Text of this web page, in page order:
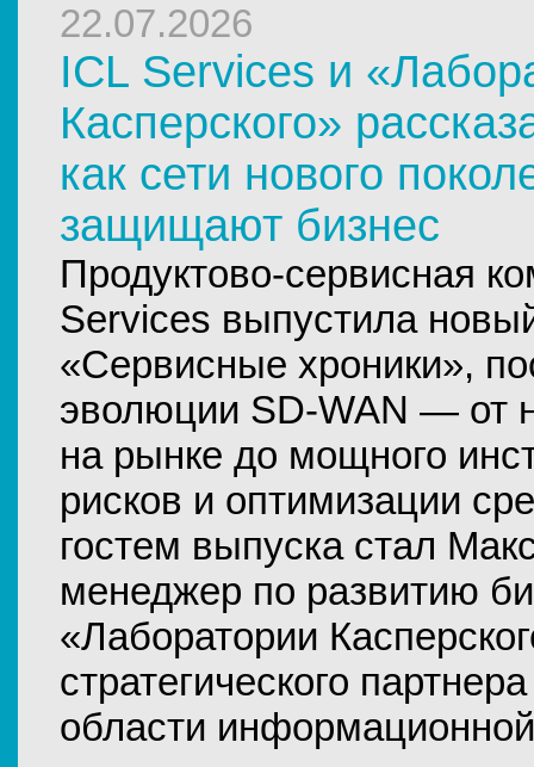
22.07.2026
ICL Services и
Касперского»
как сети нового
защищают бизнес
Продуктово-сервисная
Services выпустила
«Сервисные хроники»,
эволюции SD-WAN — от
на рынке до мощного
рисков и оптимизации
гостем выпуска стал
менеджер по развитию
«Лаборатории
стратегического
области